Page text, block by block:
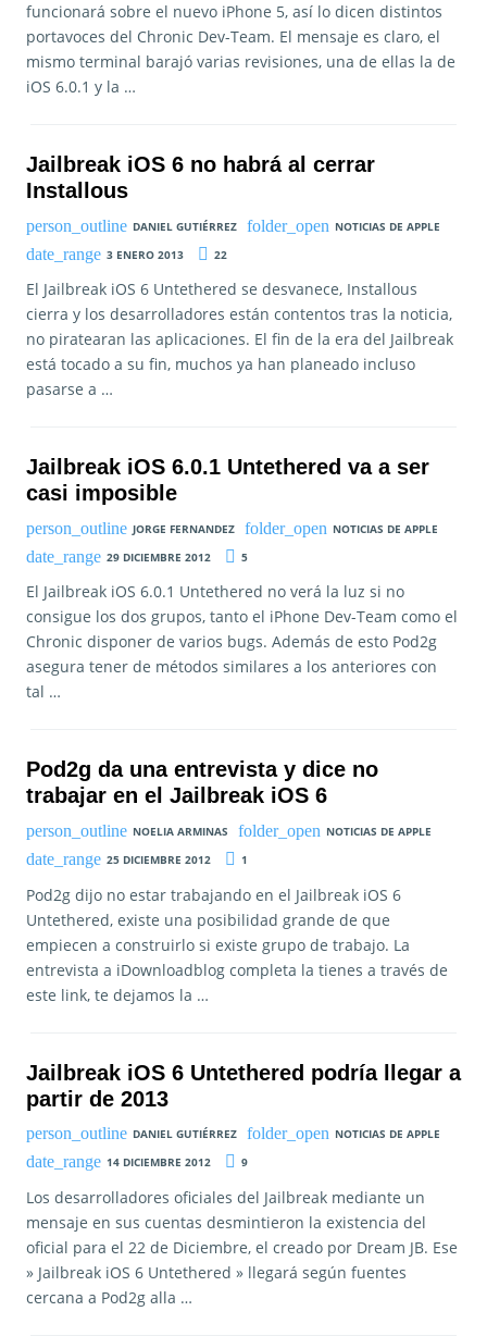
funcionará sobre el nuevo iPhone 5, así lo dicen distintos
portavoces del Chronic Dev-Team. El mensaje es claro, el
mismo terminal barajó varias revisiones, una de ellas la de
iOS 6.0.1 y la …
Jailbreak iOS 6 no habrá al cerrar
Installous
DANIEL GUTIÉRREZ
NOTICIAS DE APPLE
3 ENERO 2013
22
El Jailbreak iOS 6 Untethered se desvanece, Installous
cierra y los desarrolladores están contentos tras la noticia,
no piratearan las aplicaciones. El fin de la era del Jailbreak
está tocado a su fin, muchos ya han planeado incluso
pasarse a …
Jailbreak iOS 6.0.1 Untethered va a ser
casi imposible
JORGE FERNANDEZ
NOTICIAS DE APPLE
29 DICIEMBRE 2012
5
El Jailbreak iOS 6.0.1 Untethered no verá la luz si no
consigue los dos grupos, tanto el iPhone Dev-Team como el
Chronic disponer de varios bugs. Además de esto Pod2g
asegura tener de métodos similares a los anteriores con
tal …
Pod2g da una entrevista y dice no
trabajar en el Jailbreak iOS 6
NOELIA ARMINAS
NOTICIAS DE APPLE
25 DICIEMBRE 2012
1
Pod2g dijo no estar trabajando en el Jailbreak iOS 6
Untethered, existe una posibilidad grande de que
empiecen a construirlo si existe grupo de trabajo. La
entrevista a iDownloadblog completa la tienes a través de
este link, te dejamos la …
Jailbreak iOS 6 Untethered podría llegar a
partir de 2013
DANIEL GUTIÉRREZ
NOTICIAS DE APPLE
14 DICIEMBRE 2012
9
Los desarrolladores oficiales del Jailbreak mediante un
mensaje en sus cuentas desmintieron la existencia del
oficial para el 22 de Diciembre, el creado por Dream JB. Ese
» Jailbreak iOS 6 Untethered » llegará según fuentes
cercana a Pod2g alla …